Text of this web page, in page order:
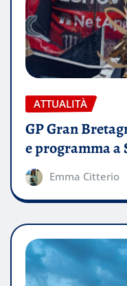
ATTUALITÀ
GP Gran
e programma a
Emma Citterio